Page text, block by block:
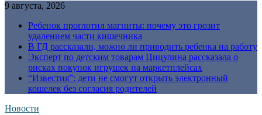
9 августа, 2026
Ребенок проглотил магниты: почему это грозит
удалением части кишечника
В ГД рассказали, можно ли приводить ребенка на работу
Эксперт по детским товарам Цицулина рассказала о
рисках покупок игрушек на маркетплейсах
“Известия”: дети не смогут открыть электронный
кошелек без согласия родителей
Новости